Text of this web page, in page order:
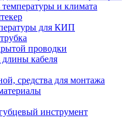
и климата
для КИП
проводки
кабеля
средства для монтажа
инструмент